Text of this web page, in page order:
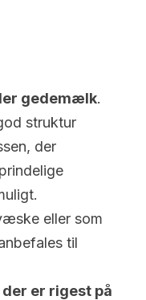
gedemælk.
struktur
der
eller som
til
er rigest på